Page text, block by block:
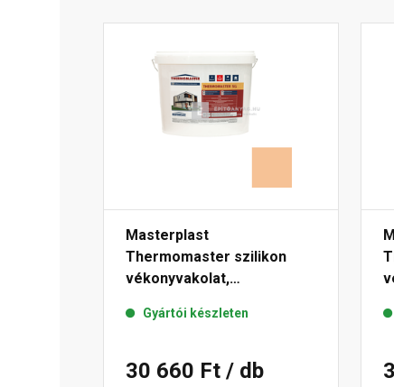
Masterplast
Thermomaster szilikon
vékonyvakolat,
C 25 kg
Gyártói készleten
30 660 Ft / db